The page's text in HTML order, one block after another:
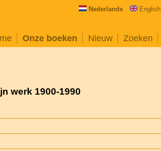
Nederlands English
Onze boeken Nieuw Zoeken
werk 1900-1990